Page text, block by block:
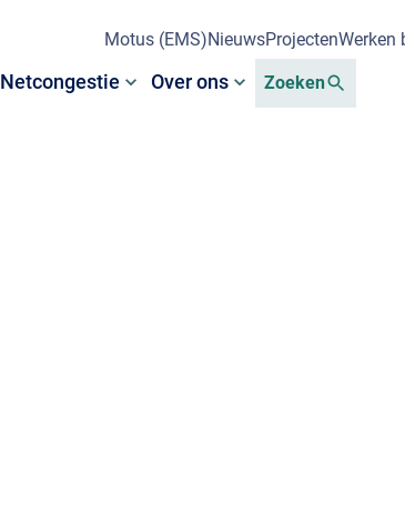
Netcongestie Over ons
Motus (EMS)NieuwsProjectenWerken
Zoeken